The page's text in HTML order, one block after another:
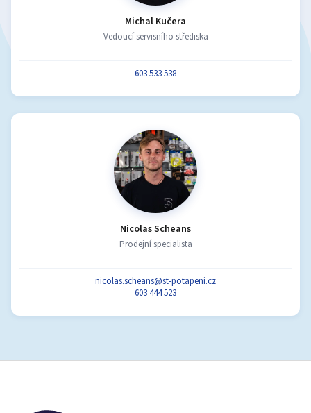
Michal Kučera
Vedoucí servisního střediska
603 533 538
Nicolas Scheans
Prodejní specialista
nicolas.scheans@st-potapeni.cz
603 444 523